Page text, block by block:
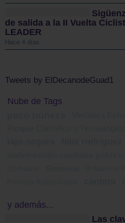
de salida a la II Vuelta
LEADER
Hace 4 días
Tweets by ElDecanodeGuad1
Nube de Tags
y además...
Las